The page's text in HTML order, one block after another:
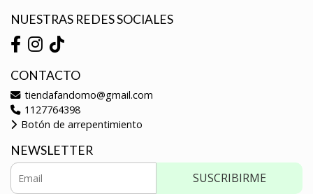
NUESTRAS REDES SOCIALES
CONTACTO
tiendafandomo@gmail.com
1127764398
Botón de arrepentimiento
NEWSLETTER
SUSCRIBIRME